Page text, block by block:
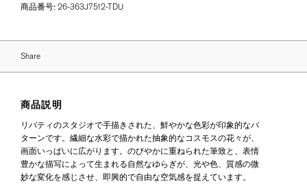
商品番号: 26-363J7512-TDU
Share
商品説明
リバティのスタジオで手描きされた、鮮やかな色彩が印象的なパ
ターンです。繊細な水彩で描かれた抽象的なコスモスの花々が、
画面いっぱいに広がります。のびやかに重ねられた筆致と、表情
豊かな描写によって生まれる自然なゆらぎが、光や色、質感の微
妙な変化を感じさせ、即興的で自由な空気感を捉えています。